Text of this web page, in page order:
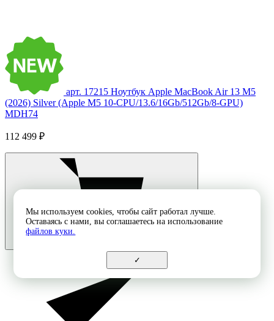
арт. 17215 Ноутбук Apple MacBook Air 13 M5
(2026) Silver (Apple M5 10-CPU/13.6/16Gb/512Gb/8-GPU)
MDH74
112 499 ₽
Мы используем cookies, чтобы сайт работал лучше.
Оставаясь с нами, вы соглашаетесь на использование
файлов куки.
✓